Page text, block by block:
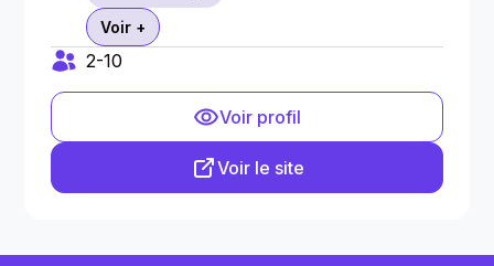
Voir +
2-10
Voir profil
Voir le site